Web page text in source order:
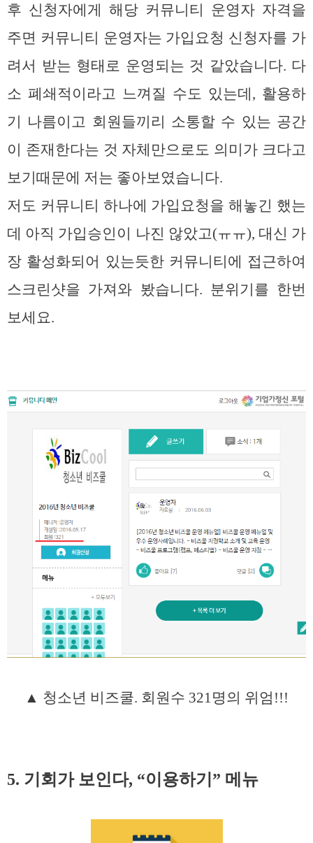
후 신청자에게 해당 커뮤니티 운영자 자격을
주면 커뮤니티 운영자는 가입요청 신청자를 가
려서 받는 형태로 운영되는 것 같았습니다. 다
소 폐쇄적이라고 느껴질 수도 있는데, 활용하
기 나름이고 회원들끼리 소통할 수 있는 공간
이 존재한다는 것 자체만으로도 의미가 크다고
보기때문에 저는 좋아보였습니다.
저도 커뮤니티 하나에 가입요청을 해놓긴 했는
데 아직 가입승인이 나진 않았고(ㅠㅠ), 대신 가
장 활성화되어 있는듯한 커뮤니티에 접근하여
스크린샷을 가져와 봤습니다. 분위기를 한번
보세요.
▲ 청소년 비즈쿨. 회원수 321명의 위엄!!!
5. 기회가 보인다, “이용하기” 메뉴